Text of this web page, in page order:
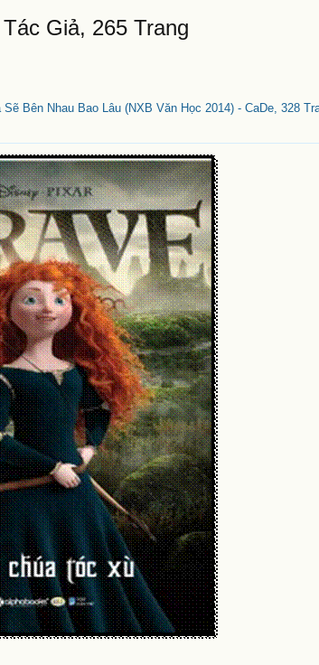
Giả, 265 Trang
Sẽ Bên Nhau Bao Lâu (NXB Văn Học 2014) - CaDe, 328